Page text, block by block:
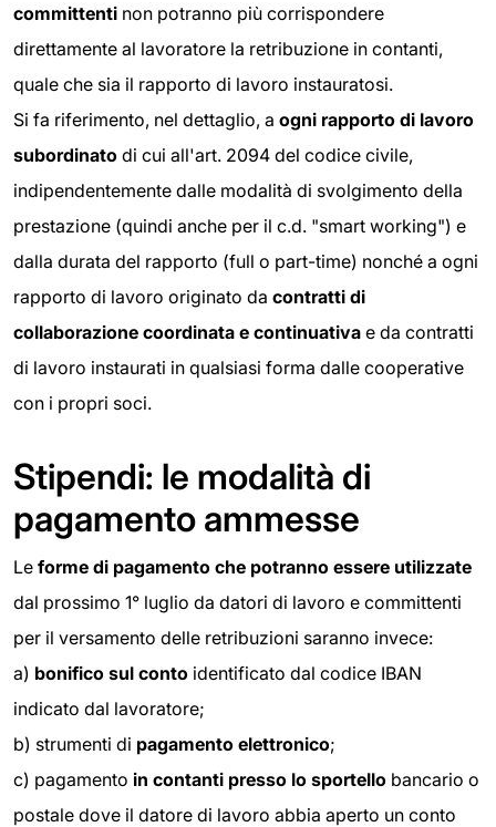
committenti non potranno più corrispondere
direttamente al lavoratore la retribuzione in contanti,
quale che sia il rapporto di lavoro instauratosi.
Si fa riferimento, nel dettaglio, a ogni rapporto di lavoro
subordinato di cui all'art. 2094 del codice civile,
indipendentemente dalle modalità di svolgimento della
prestazione (quindi anche per il c.d. "smart working") e
dalla durata del rapporto (full o part-time) nonché a ogni
rapporto di lavoro originato da contratti di
collaborazione coordinata e continuativa e da contratti
di lavoro instaurati in qualsiasi forma dalle cooperative
con i propri soci.
Stipendi: le modalità di
pagamento ammesse
Le forme di pagamento che potranno essere utilizzate
dal prossimo 1° luglio da datori di lavoro e committenti
per il versamento delle retribuzioni saranno invece:
a) bonifico sul conto identificato dal codice IBAN
indicato dal lavoratore;
b) strumenti di pagamento elettronico;
c) pagamento in contanti presso lo sportello bancario o
postale dove il datore di lavoro abbia aperto un conto